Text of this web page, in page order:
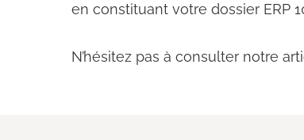
en constituant votre dossier ERP
N’hésitez pas à consulter notre